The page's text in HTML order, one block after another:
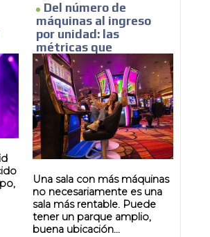
Del número de
máquinas al ingreso
por unidad: las
métricas que
realmente describen
una sala
Una sala con más máquinas
no necesariamente es una
sala más rentable. Puede
tener un parque amplio,
buena ubicación...